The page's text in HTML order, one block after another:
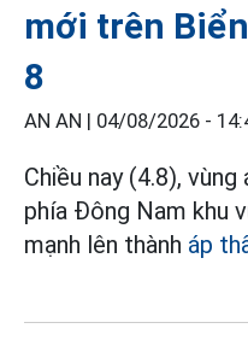
mới trên
8
AN AN | 04/08/2026 -
Chiều nay (4.8),
phía Đông Nam khu
mạnh lên thành áp